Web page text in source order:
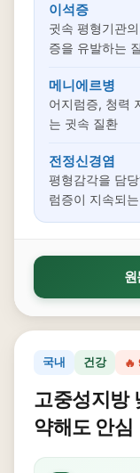
이석증
귓속 평형기관
증을 유발하는
메니에르병
어지럼증, 청력
는 귓속 질환
전정신경염
평형감각을 담
럼증이 지속되
국내 건강 🔥
고중성지방
약해도 안심